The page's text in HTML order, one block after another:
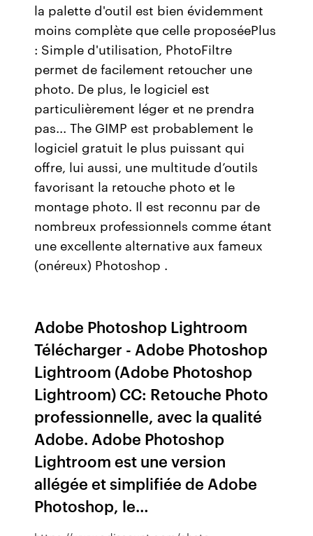
la palette d'outil est bien évidemment
moins complète que celle proposéePlus
: Simple d'utilisation, PhotoFiltre
permet de facilement retoucher une
photo. De plus, le logiciel est
particulièrement léger et ne prendra
pas... The GIMP est probablement le
logiciel gratuit le plus puissant qui
offre, lui aussi, une multitude d’outils
favorisant la retouche photo et le
montage photo. Il est reconnu par de
nombreux professionnels comme étant
une excellente alternative aux fameux
(onéreux) Photoshop .
Adobe Photoshop Lightroom
Télécharger - Adobe Photoshop
Lightroom (Adobe Photoshop
Lightroom) CC: Retouche Photo
professionnelle, avec la qualité
Adobe. Adobe Photoshop
Lightroom est une version
allégée et simplifiée de Adobe
Photoshop, le…